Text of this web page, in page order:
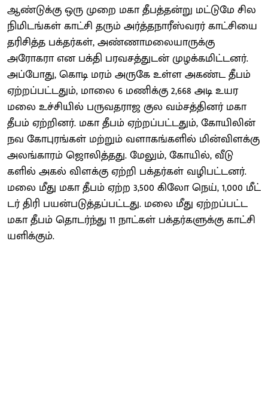
ஆண்​டுக்கு ஒரு முறை மகா தீபத்​தன்று மட்​டுமே சில
நிமிடங்​கள் காட்சி தரும் அர்த்​த​நாரீஸ்​வரர் காட்​சியை
தரிசித்த பக்​தர்​கள், அண்​ணா​மலை​யாருக்கு
அரோகரா என பக்தி பரவசத்​துடன் முழக்​கமிட்​டனர்.
அப்​போது, கொடி மரம் அருகே உள்ள அகண்ட தீபம்
ஏற்​றப்​பட்​டதும், மாலை 6 மணிக்கு 2,668 அடி உயர
மலை உச்​சி​யில் பரு​வத​ராஜ குல வம்​சத்​தினர் மகா
தீபம் ஏற்​றினர். மகா தீபம் ஏற்​றப்​பட்​டதும், கோயி​லின்
நவ கோபுரங்​கள் மற்​றும் வளாகங்​களில் மின்​விளக்கு
அலங்​காரம் ஜொலித்​தது. மேலும், கோயில், வீடு​
களில் அகல் விளக்கு ஏற்றி பக்​தர்​கள் வழிபட்​டனர்.
மலை மீது மகா தீபம் ஏற்ற 3,500 கிலோ நெய், 1,000 மீட்​
டர் திரி பயன்​படுத்​தப்​பட்​டது. மலை மீது ஏற்​றப்பட்ட
மகா தீபம் தொடர்ந்து 11 நாட்​கள் பக்​தர்​களுக்கு காட்​சி​
யளிக்​கும்.